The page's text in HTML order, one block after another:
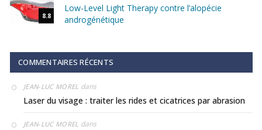
8.8
Low-Level Light Therapy contre l’alopécie
androgénétique
COMMENTAIRES RÉCENTS
JEAN-LUC MOREL dans
Laser du visage : traiter les rides et cicatrices par abrasion
JEAN-LUC MOREL dans